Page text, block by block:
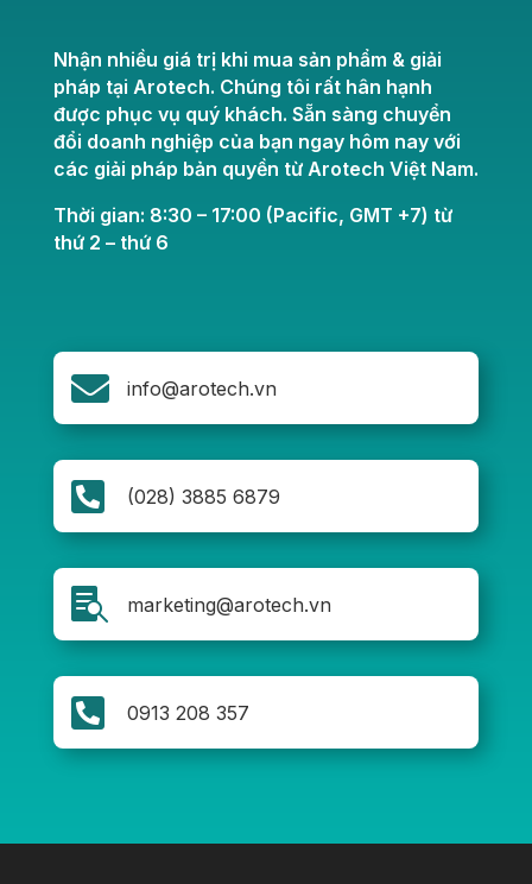
Nhận nhiều giá trị khi mua sản phẩm & giải
pháp tại Arotech. Chúng tôi rất hân hạnh
được phục vụ quý khách. Sẵn sàng chuyển
đổi doanh nghiệp của bạn ngay hôm nay với
các giải pháp bản quyền từ Arotech Việt Nam.
Thời gian: 8:30 – 17:00 (Pacific, GMT +7) từ
thứ 2 – thứ 6
 info@arotech.vn
 (028) 3885 6879
 marketing@arotech.vn
 0913 208 357